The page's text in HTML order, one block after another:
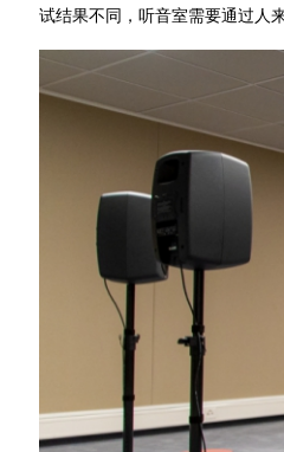
试结果不同，听音室需要通过人